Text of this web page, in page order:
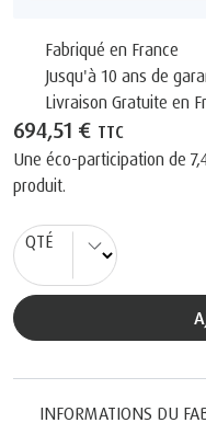
Fabriqué en France
Jusqu'à 10 ans de
Livraison Gratuite en
694,51 € TTC
Une éco-participation de
produit.
QTÉ
INFORMATIONS DU